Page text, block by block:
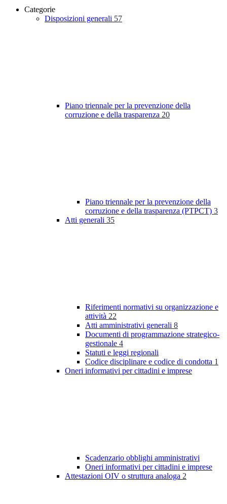
Categorie
Disposizioni generali 57
Piano triennale per la prevenzione della
corruzione e della trasparenza 20
Piano triennale per la prevenzione della
corruzione e della trasparenza (PTPCT) 3
Atti generali 35
Riferimenti normativi su organizzazione e
attività 22
Atti amministrativi generali 8
Documenti di programmazione strategico-
gestionale 4
Statuti e leggi regionali
Codice disciplinare e codice di condotta 1
Oneri informativi per cittadini e imprese
Scadenzario obblighi amministrativi
Oneri informativi per cittadini e imprese
Attestazioni OIV o struttura analoga 2